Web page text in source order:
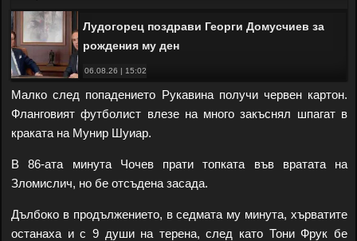
06.08.26 | 15:02
Лудогорец поздрави Георги Домусчиев за
рождения му ден
Малко след попадението Рукавина получи червен картон.
Фланговият футболист влезе на много закъснял шпагат в
краката на Мунир Шуиар.
В 86-ата минута Чочев прати топката във вратата на
Зломислич, но бе отсъдена засада.
Дълбоко в продължението, в седмата му минута, хърватите
останаха и с 9 души на терена, след като Тони Фрук бе